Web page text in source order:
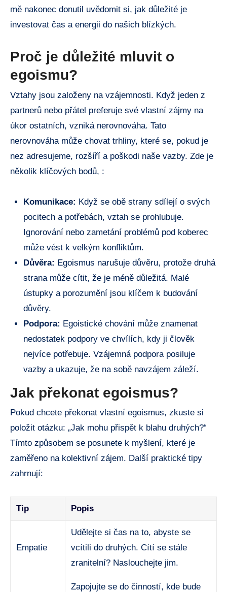
mě nakonec donutil uvědomit si, jak důležité je
investovat čas a energii do našich blízkých.
Proč je důležité mluvit o
egoismu?
Vztahy jsou založeny na vzájemnosti. Když jeden z
partnerů nebo přátel preferuje své vlastní zájmy na
úkor ostatních, vzniká nerovnováha. Tato
nerovnováha může chovat trhliny, které se, pokud je
nez adresujeme, rozšíří a poškodi naše vazby. Zde je
několik klíčových bodů, :
Komunikace: Když se obě strany sdílejí o svých
pocitech a potřebách, vztah se prohlubuje.
Ignorování nebo zametání problémů pod koberec
může vést k velkým konfliktům.
Důvěra: Egoismus narušuje důvěru, protože druhá
strana může cítit, že je méně důležitá. Malé
ústupky a porozumění jsou klíčem k budování
důvěry.
Podpora: Egoistické chování může znamenat
nedostatek podpory ve chvílích, kdy ji člověk
nejvíce potřebuje. Vzájemná podpora posiluje
vazby a ukazuje, že na sobě navzájem záleží.
Jak překonat egoismus?
Pokud chcete překonat vlastní egoismus, zkuste si
položit otázku: „Jak mohu přispět k blahu druhých?“
Tímto způsobem se posunete k myšlení, které je
zaměřeno na kolektivní zájem. Další praktické tipy
zahrnují:
Tip Popis
Empatie
Udělejte si čas na to, abyste se
vcítili do druhých. Cítí se stále
zranitelní? Naslouchejte jim.
Zapojujte se do činností, kde bude